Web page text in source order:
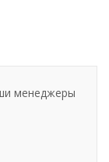
менеджеры